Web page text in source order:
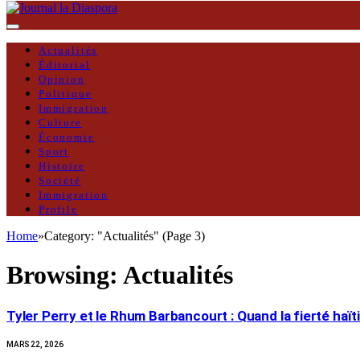
Actualités
Éditorial
Opinion
Politique
Immigration
Culture
Économie
Sport
Histoire
Société
Immigration
Profile
Home»Category: "Actualités" (Page 3)
Browsing: Actualités
Tyler Perry et le Rhum Barbancourt : Quand la fierté
MARS 22, 2026